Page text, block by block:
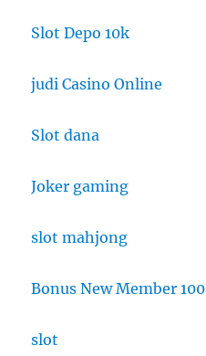
Slot Depo 10k
judi Casino Online
Slot dana
Joker gaming
slot mahjong
Bonus New Member 100
slot